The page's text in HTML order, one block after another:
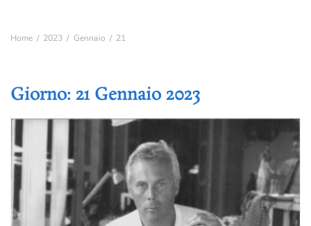
Home 2023 Gennaio 21
Giorno: 21 Gennaio 2023